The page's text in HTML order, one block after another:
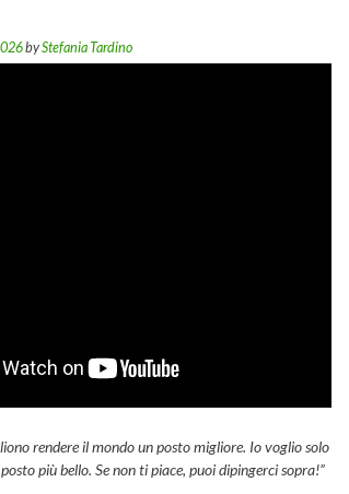
byStefania Tardino
rendere il mondo un posto migliore. Io voglio solo
più bello. Se non ti piace, puoi dipingerci sopra!”